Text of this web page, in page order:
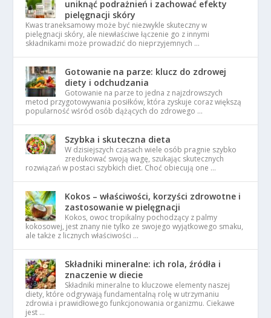
uniknąć podrażnień i zachować efekty
pielęgnacji skóry
Kwas traneksamowy może być niezwykle skuteczny w
pielęgnacji skóry, ale niewłaściwe łączenie go z innymi
składnikami może prowadzić do nieprzyjemnych …
Gotowanie na parze: klucz do zdrowej
diety i odchudzania
Gotowanie na parze to jedna z najzdrowszych
metod przygotowywania posiłków, która zyskuje coraz większą
popularność wśród osób dążących do zdrowego …
Szybka i skuteczna dieta
W dzisiejszych czasach wiele osób pragnie szybko
zredukować swoją wagę, szukając skutecznych
rozwiązań w postaci szybkich diet. Choć obiecują one …
Kokos – właściwości, korzyści zdrowotne i
zastosowanie w pielęgnacji
Kokos, owoc tropikalny pochodzący z palmy
kokosowej, jest znany nie tylko ze swojego wyjątkowego smaku,
ale także z licznych właściwości …
Składniki mineralne: ich rola, źródła i
znaczenie w diecie
Składniki mineralne to kluczowe elementy naszej
diety, które odgrywają fundamentalną rolę w utrzymaniu
zdrowia i prawidłowego funkcjonowania organizmu. Ciekawe
jest …